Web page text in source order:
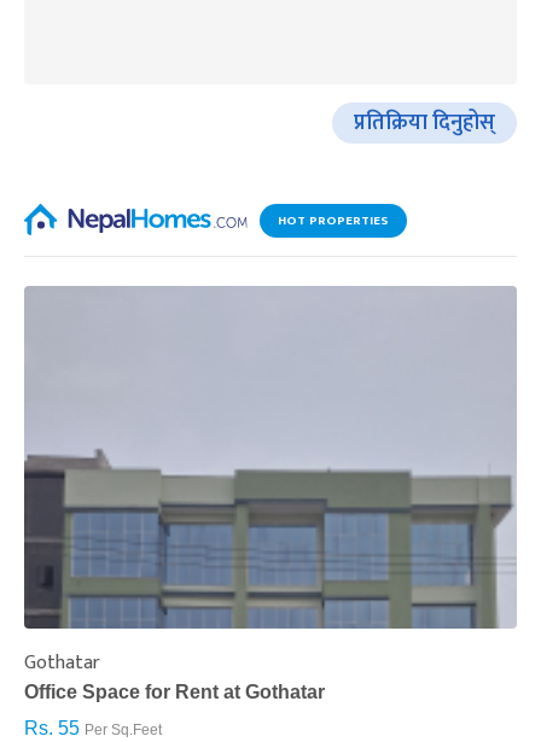
प्रतिक्रिया दिनुहोस्
HOT PROPERTIES
Gothatar
Office Space for Rent at Gothatar
Rs. 55 Per Sq.Feet